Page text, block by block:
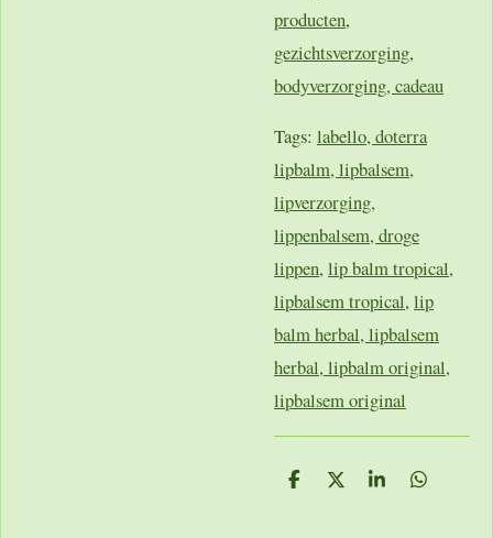
producten,
gezichtsverzorging,
bodyverzorging, cadeau
Tags: labello, doterra
lipbalm, lipbalsem,
lipverzorging,
lippenbalsem, droge
lippen, lip balm tropical,
lipbalsem tropical, lip
balm herbal, lipbalsem
herbal, lipbalm original,
lipbalsem original
D
D
S
D